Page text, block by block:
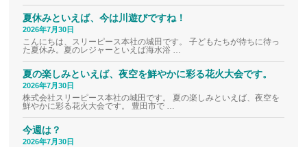
夏休みといえば、今は川遊びですね！
2026年7月30日
こんにちは、スリーピース本社の城田です。 子どもたちが待ちに待っ
た夏休み。夏のレジャーといえば海水浴 …
夏の楽しみといえば、夜空を鮮やかに彩る花火大会です。
2026年7月30日
株式会社スリーピース本社の城田です。 夏の楽しみといえば、夜空を
鮮やかに彩る花火大会です。 豊田市で …
今週は？
2026年7月30日